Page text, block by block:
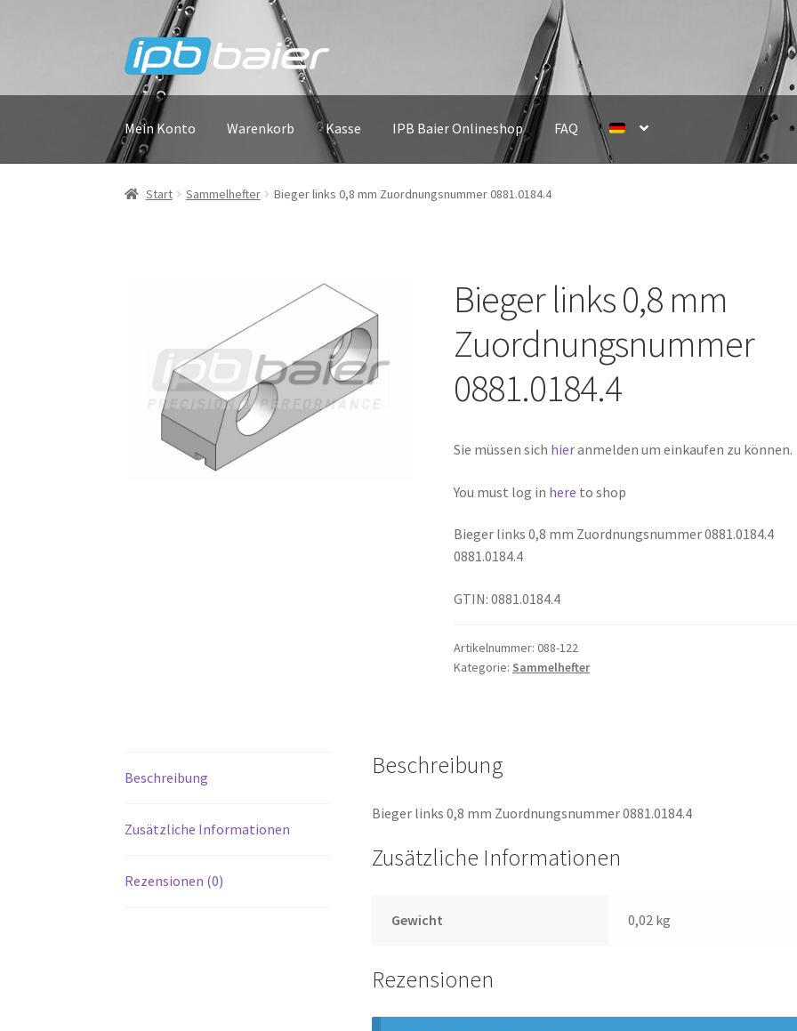
Zur
Navigation
springen
Zum
Inhalt
springen
Mein Konto Warenkorb Kasse IPB Baier Onlineshop FAQ
Start Sammelhefter Bieger links 0,8 mm Zuordnungsnummer 0881.0184.4
Bieger links 0,8 mm
Zuordnungsnummer
0881.0184.4
Sie müssen sich hieranmelden um einkaufen zu können.
You must log in here to shop
Bieger links 0,8 mm Zuordnungsnummer 0881.0184.4
0881.0184.4
GTIN: 0881.0184.4
Artikelnummer:088-122
Kategorie: Sammelhefter
Beschreibung
Zusätzliche Informationen
Rezensionen (0)
Beschreibung
Bieger links 0,8 mm Zuordnungsnummer 0881.0184.4
Zusätzliche Informationen
Gewicht 0,02 kg
Rezensionen